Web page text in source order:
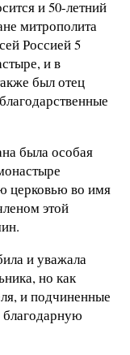
и 50-летний
митрополита
Россией 5
и в
был отец
была особая
церковью во имя
этой
и уважала
но как
и подчиненные